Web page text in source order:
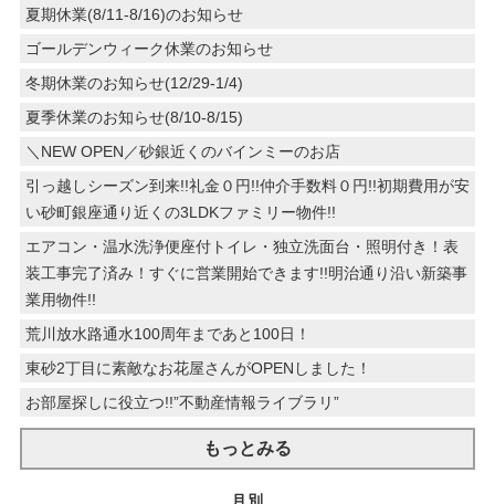
夏期休業(8/11-8/16)のお知らせ
ゴールデンウィーク休業のお知らせ
冬期休業のお知らせ(12/29-1/4)
夏季休業のお知らせ(8/10-8/15)
＼NEW OPEN／砂銀近くのバインミーのお店
引っ越しシーズン到来!!礼金０円!!仲介手数料０円!!初期費用が安
い砂町銀座通り近くの3LDKファミリー物件!!
エアコン・温水洗浄便座付トイレ・独立洗面台・照明付き！表
装工事完了済み！すぐに営業開始できます!!明治通り沿い新築事
業用物件!!
荒川放水路通水100周年まであと100日！
東砂2丁目に素敵なお花屋さんがOPENしました！
お部屋探しに役立つ!!”不動産情報ライブラリ”
もっとみる